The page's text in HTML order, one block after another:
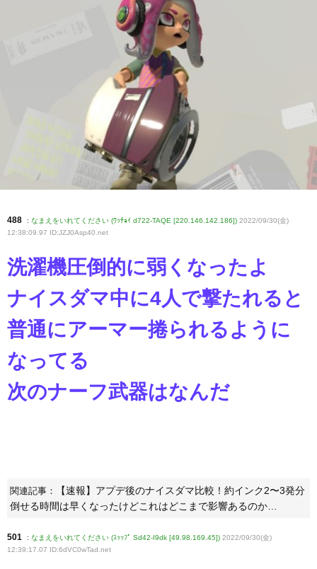
488 : なまえをいれてください (ﾜｯﾁｮｲ d722-TAQE [220.146.142.186]) 2022/09/30(金)
12:38:09.97 ID:JZJ0Asp40.net
洗濯機圧倒的に弱くなったよ
ナイスダマ中に4人で撃たれると
普通にアーマー捲られるように
なってる
次のナーフ武器はなんだ
関連記事：
【速報】アプデ後のナイスダマ比較！約インク2〜3発分
倒せる時間は早くなったけどこれはどこまで影響あるのか…
501 : なまえをいれてください (ｽｯｯﾌﾟ Sd42-I9dk [49.98.169.45]) 2022/09/30(金)
12:39:17.07 ID:6dVC0wTad .net